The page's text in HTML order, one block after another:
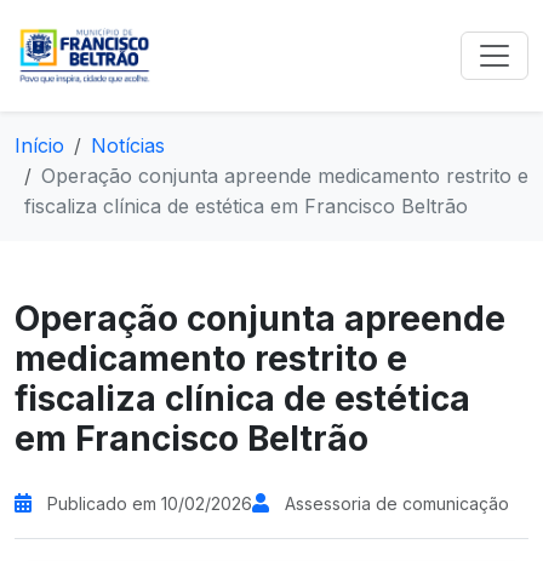
Início
Notícias
Operação conjunta apreende medicamento restrito e
fiscaliza clínica de estética em Francisco Beltrão
Operação conjunta apreende
medicamento restrito e
fiscaliza clínica de estética
em Francisco Beltrão
Publicado em 10/02/2026 Assessoria de comunicação